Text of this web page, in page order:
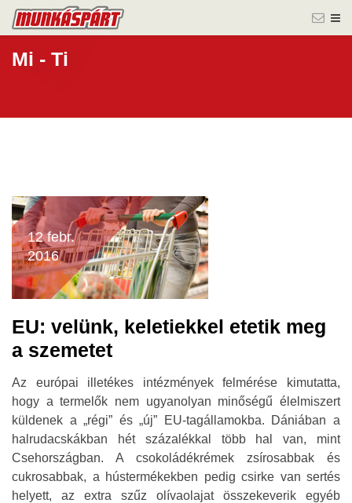
Mi - Ti
12 febr.
2016
EU: velünk, keletiekkel etetik meg
a szemetet
Az európai illetékes intézmények felmérése kimutatta,
hogy a termelők nem ugyanolyan minőségű élelmiszert
küldenek a „régi” és „új” EU-tagállamokba. Dániában a
halrudacskákban hét százalékkal több hal van, mint
Csehországban. A csokoládékrémek zsírosabbak és
cukrosabbak, a hústermékekben pedig csirke van sertés
helyett, az extra szűz olívaolajat összekeverik egyéb